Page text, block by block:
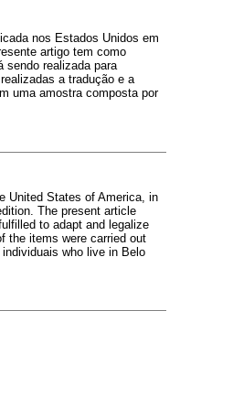
nos Estados Unidos em
artigo tem como
sendo realizada para
a tradução e a
uma amostra composta por
United States of America, in
The present article
to adapt and legalize
the items were carried out
who live in Belo